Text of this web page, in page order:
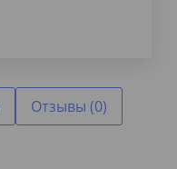
Отзывы (0)